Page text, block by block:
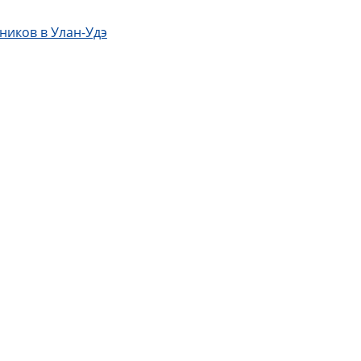
в Улан-Удэ